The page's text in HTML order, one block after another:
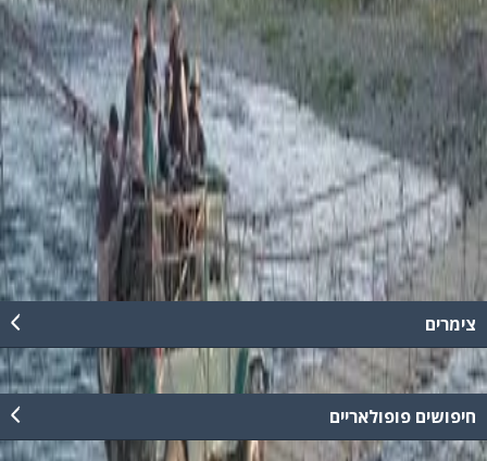
טיולי זריחה, טיולי ג'יפים בין כמה שעות לימים שלמים, מגוון טיולי ספארי
בשעות הלילה בהם תחשפו אל חיות הבר במקום המחייה הטבעי שלהן,
טיולי ג'יפים חוויתים במזג אוויר חורפי וגשום. ל"פלגי בזלת" ה"מרוץ לגולן"
פעילות שטח מאתגרת וייחודית בסגנון תוכניות הריאלטי המותאמת
לקבוצות לימי גיבוש ואף למשפחות. המסלולים מלווים ע"י הדרכה צמודה
ומאובטחת. ניתן לשלב במסלולים אתרים היסטוריים ובתי כנסת עתיקים.
כמו כן, על מנת להעשיר את החוויה ניתן לשלב ארוחות שטח עשירות או
מספר אטרקציות שטח יחד עם טיול ג´יפים. ניתן לארגן טיול ג'יפים בכל
רחבי הארץ בתיאום מראש.
קרא עוד
צימרים
חיפושים פופולאריים